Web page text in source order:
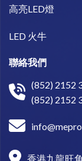
高亮LED燈
LED 火牛
聯絡我們
(852) 2152
(852) 2152
香港九龍旺